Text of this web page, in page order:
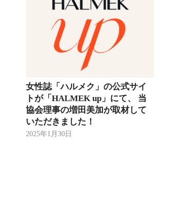
女性誌「ハルメク」の公式サイ
トが「HALMEK up」にて、 当
協会理事の増田美加が取材して
いただきました！
2025年1月30日